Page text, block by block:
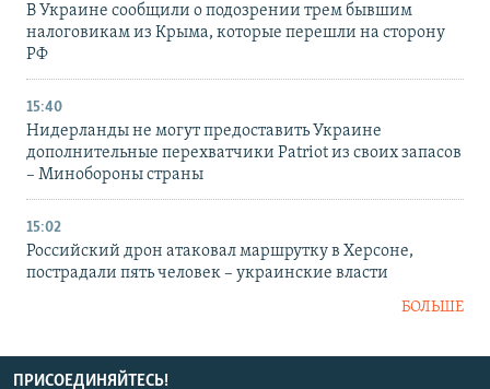
В Украине сообщили о подозрении трем бывшим
налоговикам из Крыма, которые перешли на сторону
РФ
15:40
Нидерланды не могут предоставить Украине
дополнительные перехватчики Patriot из своих запасов
– Минобороны страны
15:02
Российский дрон атаковал маршрутку в Херсоне,
пострадали пять человек – украинские власти
БОЛЬШЕ
ПРИСОЕДИНЯЙТЕСЬ!